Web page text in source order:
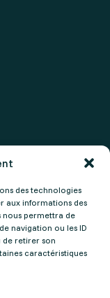
des technologies
aux informations des
nous permettra de
navigation ou les ID
de retirer son
caractéristiques